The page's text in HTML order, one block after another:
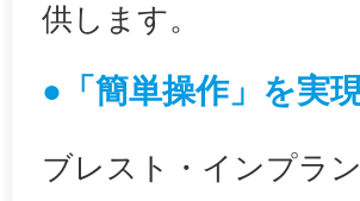
供します。
●「簡単操作」を実
ブレスト・インプラ